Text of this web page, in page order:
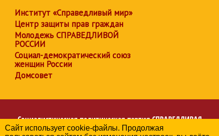
Институт «Справедливый мир»
Центр защиты прав граждан
Молодежь СПРАВЕДЛИВОЙ
РОССИИ
Социал-демократический союз
женщин России
Домсовет
Социалистическая политическая партияСПРАВЕДЛИВАЯ
РОССИЯ
Сайт использует cookie-файлы. Продолжая